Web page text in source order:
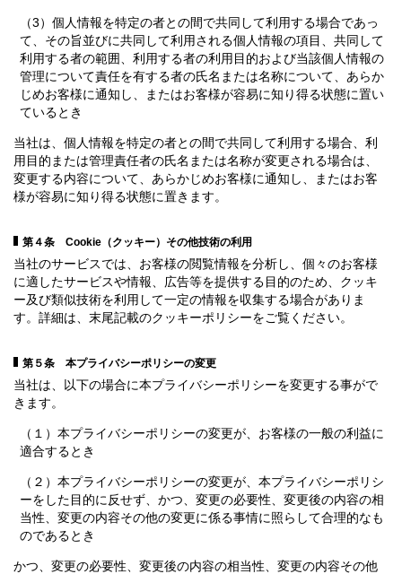
（3）個人情報を特定の者との間で共同して利用する場合であっ
て、その旨並びに共同して利用される個人情報の項目、共同して
利用する者の範囲、利用する者の利用目的および当該個人情報の
管理について責任を有する者の氏名または名称について、あらか
じめお客様に通知し、またはお客様が容易に知り得る状態に置い
ているとき
当社は、個人情報を特定の者との間で共同して利用する場合、利
用目的または管理責任者の氏名または名称が変更される場合は、
変更する内容について、あらかじめお客様に通知し、またはお客
様が容易に知り得る状態に置きます。
第４条 Cookie（クッキー）その他技術の利用
当社のサービスでは、お客様の閲覧情報を分析し、個々のお客様
に適したサービスや情報、広告等を提供する目的のため、クッキ
ー及び類似技術を利用して一定の情報を収集する場合がありま
す。詳細は、末尾記載のクッキーポリシーをご覧ください。
第５条 本プライバシーポリシーの変更
当社は、以下の場合に本プライバシーポリシーを変更する事がで
きます。
（１）本プライバシーポリシーの変更が、お客様の一般の利益に
適合するとき
（２）本プライバシーポリシーの変更が、本プライバシーポリシ
ーをした目的に反せず、かつ、変更の必要性、変更後の内容の相
当性、変更の内容その他の変更に係る事情に照らして合理的なも
のであるとき
かつ、変更の必要性、変更後の内容の相当性、変更の内容その他